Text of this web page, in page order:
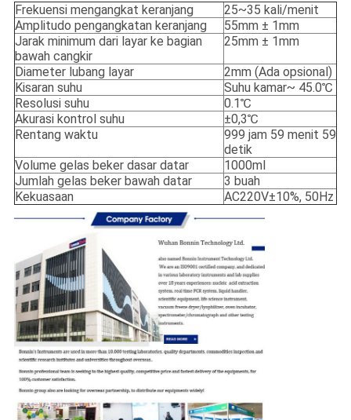
Frekuensi mengangkat keranjang
25~35 kali/menit
Amplitudo pengangkatan keranjang
55mm ± 1mm
Jarak minimum dari layar ke bagian
bawah cangkir
25mm ± 1mm
Diameter lubang layar
2mm (Ada opsional)
Kisaran suhu
Suhu kamar~ 45.0℃
Resolusi suhu
0.1℃
Akurasi kontrol suhu
±0,3℃
Rentang waktu
999 jam 59 menit 59
detik
Volume gelas beker dasar datar
1000ml
Jumlah gelas beker bawah datar
3 buah
Kekuasaan
AC220V±10%, 50Hz